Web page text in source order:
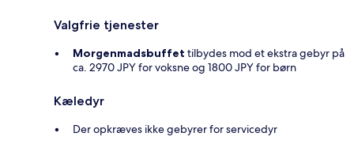
Valgfrie tjenester
Morgenmadsbuffet tilbydes mod et ekstra gebyr på
ca. 2970 JPY for voksne og 1800 JPY for børn
Kæledyr
Der opkræves ikke gebyrer for servicedyr